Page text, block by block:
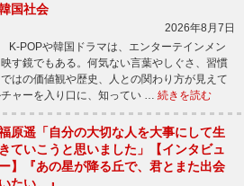
国社会
2026年8月7日
K-POPや韓国ドラマは、エンターテインメン
す鏡でもある。何気ない言葉やしぐさ、習慣
はの価値観や歴史、人との関わり方が見えて
ャーを入り口に、知ってい … 続きを読む
原遥「自分の大切な人を大事にして生
きていこうと思いました」【インタビュ
ー】『あの星が降る丘で、君とまた出会
いたい。』